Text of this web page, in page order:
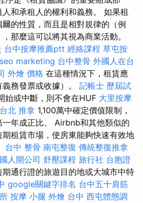
和承租人的權利和義務。 如果租
的性質，而且是相對規律的（例
那麼這可以將其視為商業活動。
台中按摩推薦ptt 經絡課程 草屯按
seo marketing 台中整骨 外國人在台
外燴 價格 在這種情況下，租賃應
務發票或收據）。 記帳士 歷屆試
始或中斷，則不會在HUF 大里按摩
台北 推拿 1,100萬中確定價值限制，
年成正比。 Airbnb和其他類似的
租賃市場，使房東能夠快速有效地
台中 整骨 南屯整復 傳統整復推拿
人開公司 舒壓課程 旅行社 台胞證
通行證的旅遊目的地或大城市中特
google關鍵字排名 台中五十肩筋
按摩 小腿 外燴 台中 西屯體態調